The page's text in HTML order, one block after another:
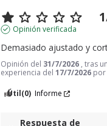
1
Opinión verificada
Demasiado ajustado y
Opinión del 31/7/2026 , tras
experiencia del17/7/2026
Útil(0) Informe
Respuesta de